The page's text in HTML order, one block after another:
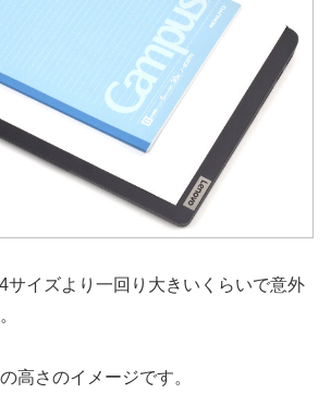
サイズより一回り大きいくらいで意外
高さのイメージです。